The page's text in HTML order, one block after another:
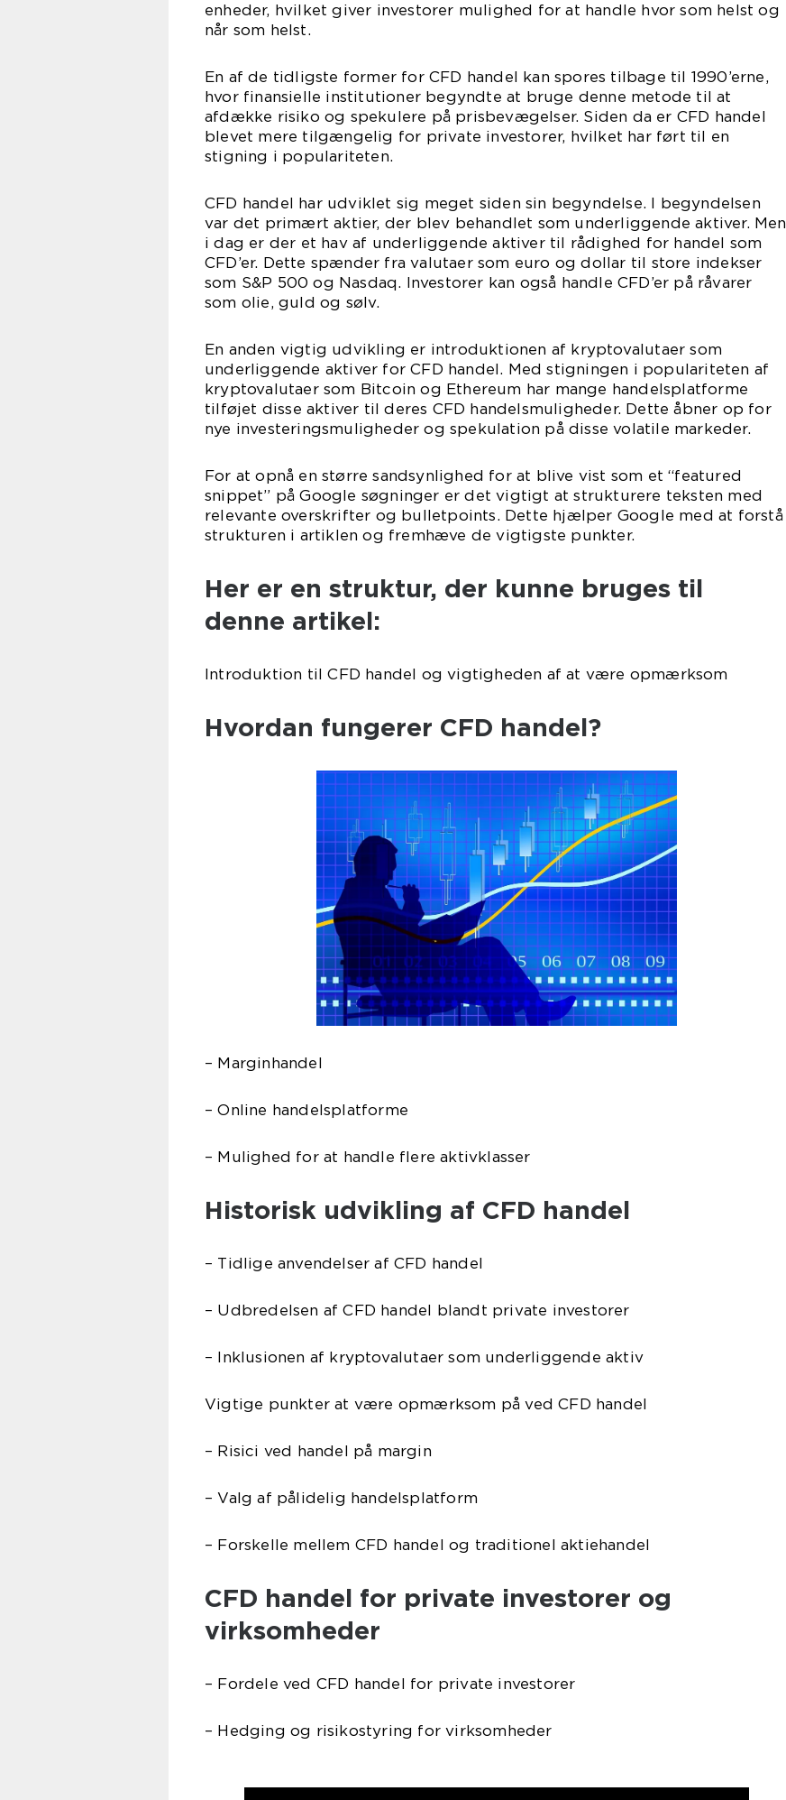
enheder, hvilket giver investorer mulighed for at handle hvor som helst og
når som helst.
En af de tidligste former for CFD handel kan spores tilbage til 1990’erne,
hvor finansielle institutioner begyndte at bruge denne metode til at
afdække risiko og spekulere på prisbevægelser. Siden da er CFD handel
blevet mere tilgængelig for private investorer, hvilket har ført til en
stigning i populariteten.
CFD handel har udviklet sig meget siden sin begyndelse. I begyndelsen
var det primært aktier, der blev behandlet som underliggende aktiver. Men
i dag er der et hav af underliggende aktiver til rådighed for handel som
CFD’er. Dette spænder fra valutaer som euro og dollar til store indekser
som S&P 500 og Nasdaq. Investorer kan også handle CFD’er på råvarer
som olie, guld og sølv.
En anden vigtig udvikling er introduktionen af kryptovalutaer som
underliggende aktiver for CFD handel. Med stigningen i populariteten af
kryptovalutaer som Bitcoin og Ethereum har mange handelsplatforme
tilføjet disse aktiver til deres CFD handelsmuligheder. Dette åbner op for
nye investeringsmuligheder og spekulation på disse volatile markeder.
For at opnå en større sandsynlighed for at blive vist som et “featured
snippet” på Google søgninger er det vigtigt at strukturere teksten med
relevante overskrifter og bulletpoints. Dette hjælper Google med at forstå
strukturen i artiklen og fremhæve de vigtigste punkter.
Her er en struktur, der kunne bruges til
denne artikel:
Introduktion til CFD handel og vigtigheden af at være opmærksom
Hvordan fungerer CFD handel?
– Marginhandel
– Online handelsplatforme
– Mulighed for at handle flere aktivklasser
Historisk udvikling af CFD handel
– Tidlige anvendelser af CFD handel
– Udbredelsen af CFD handel blandt private investorer
– Inklusionen af kryptovalutaer som underliggende aktiv
Vigtige punkter at være opmærksom på ved CFD handel
– Risici ved handel på margin
– Valg af pålidelig handelsplatform
– Forskelle mellem CFD handel og traditionel aktiehandel
CFD handel for private investorer og
virksomheder
– Fordele ved CFD handel for private investorer
– Hedging og risikostyring for virksomheder